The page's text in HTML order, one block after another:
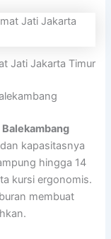
Jati Jakarta Timur
kapasitasnya
hingga 14
kursi ergonomis.
membuat